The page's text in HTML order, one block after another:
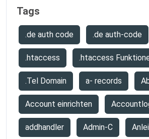
Tags
.de auth code .de auth-code
.htaccess .htaccess
.Tel Domain a- records
Account einrichten
addhandler Admin-C